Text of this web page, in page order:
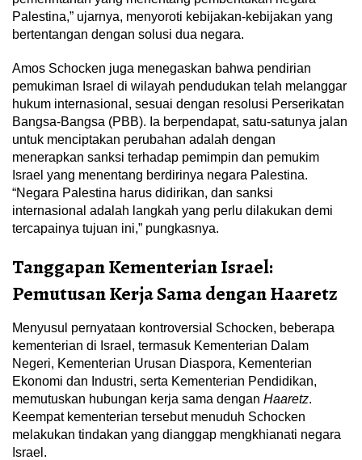
Palestina,” ujarnya, menyoroti kebijakan-kebijakan yang
bertentangan dengan solusi dua negara.
Amos Schocken juga menegaskan bahwa pendirian
pemukiman Israel di wilayah pendudukan telah melanggar
hukum internasional, sesuai dengan resolusi Perserikatan
Bangsa-Bangsa (PBB). Ia berpendapat, satu-satunya jalan
untuk menciptakan perubahan adalah dengan
menerapkan sanksi terhadap pemimpin dan pemukim
Israel yang menentang berdirinya negara Palestina.
“Negara Palestina harus didirikan, dan sanksi
internasional adalah langkah yang perlu dilakukan demi
tercapainya tujuan ini,” pungkasnya.
Tanggapan Kementerian Israel:
Pemutusan Kerja Sama dengan Haaretz
Menyusul pernyataan kontroversial Schocken, beberapa
kementerian di Israel, termasuk Kementerian Dalam
Negeri, Kementerian Urusan Diaspora, Kementerian
Ekonomi dan Industri, serta Kementerian Pendidikan,
memutuskan hubungan kerja sama dengan Haaretz.
Keempat kementerian tersebut menuduh Schocken
melakukan tindakan yang dianggap mengkhianati negara
Israel.